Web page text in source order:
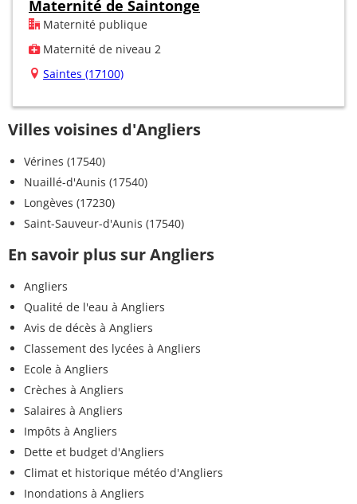
Maternité de Saintonge
Maternité publique
Maternité de niveau 2
Saintes (17100)
Villes voisines d'Angliers
Vérines (17540)
Nuaillé-d'Aunis (17540)
Longèves (17230)
Saint-Sauveur-d'Aunis (17540)
En savoir plus sur Angliers
Angliers
Qualité de l'eau à Angliers
Avis de décès à Angliers
Classement des lycées à Angliers
Ecole à Angliers
Crèches à Angliers
Salaires à Angliers
Impôts à Angliers
Dette et budget d'Angliers
Climat et historique météo d'Angliers
Inondations à Angliers